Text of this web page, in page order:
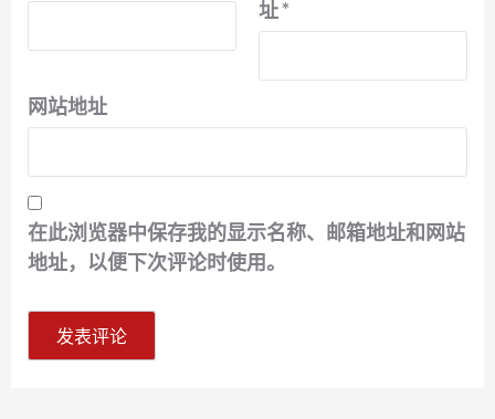
址*
网站地址
在此浏览器中保存我的显示名称、邮箱地址和网站
地址，以便下次评论时使用。